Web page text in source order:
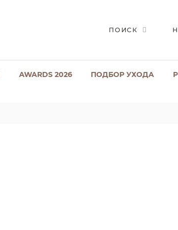
ПОИСК
AWARDS 2026 ПОДБОР УХОДА